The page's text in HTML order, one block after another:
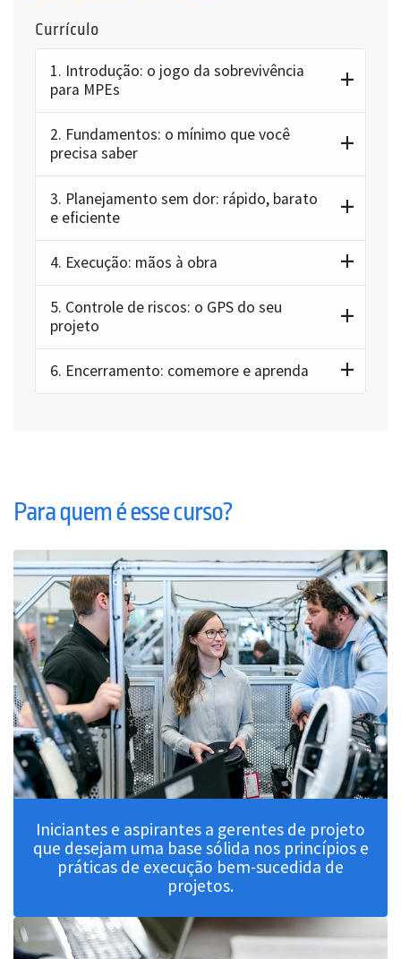
Currículo
1. Introdução: o jogo da sobrevivência
para MPEs
2. Fundamentos: o mínimo que você
precisa saber
3. Planejamento sem dor: rápido, barato
e eficiente
4. Execução: mãos à obra
5. Controle de riscos: o GPS do seu
projeto
6. Encerramento: comemore e aprenda
Para quem é esse curso?
Iniciantes e aspirantes a gerentes de projeto
que desejam uma base sólida nos princípios e
práticas de execução bem-sucedida de
projetos.